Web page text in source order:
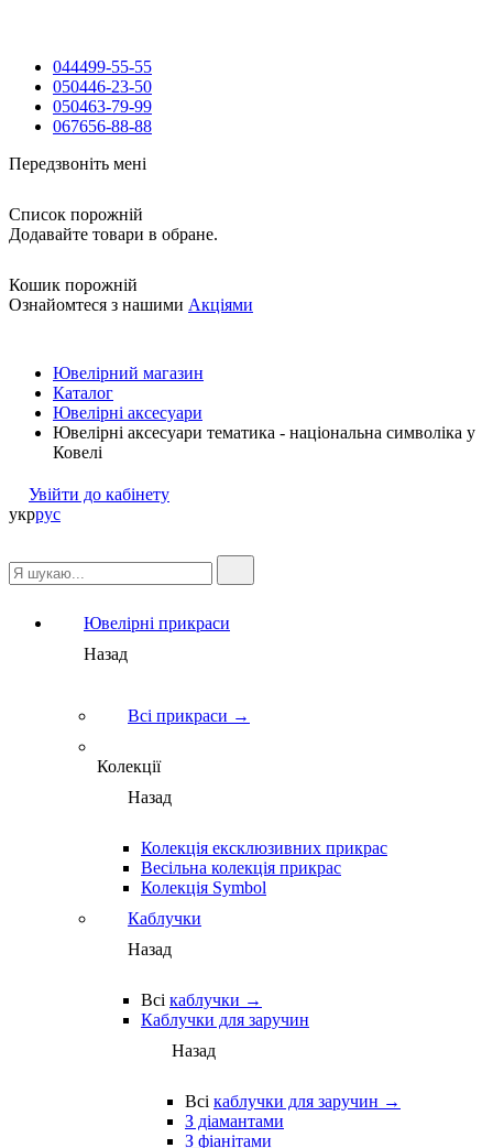
044499-55-55
050446-23-50
050463-79-99
067656-88-88
Передзвоніть мені
Список порожній
Додавайте товари в обране.
Кошик порожній
Ознайомтеся з нашими Акціями
Ювелірний магазин
Каталог
Ювелірні аксесуари
Ювелірні аксесуари тематика - національна символіка у
Ковелі
Увійти до кабінету
укррус
Ювелірні прикраси
Назад
Всі прикраси →
Колекції
Назад
Колекція ексклюзивних прикрас
Весільна колекція прикрас
Колекція Symbol
Каблучки
Назад
Всі каблучки →
Каблучки для заручин
Назад
Всі каблучки для заручин →
З діамантами
З фіанітами